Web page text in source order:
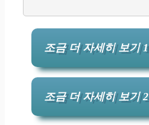
조금 더 자세히 보기 1
조금 더 자세히 보기 2